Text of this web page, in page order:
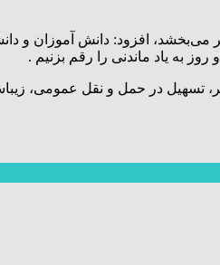
افزود: دانش آموزان و
به یاد ماندنی را رقم بزنیم .
تسهیل در حمل و نقل عمومی،